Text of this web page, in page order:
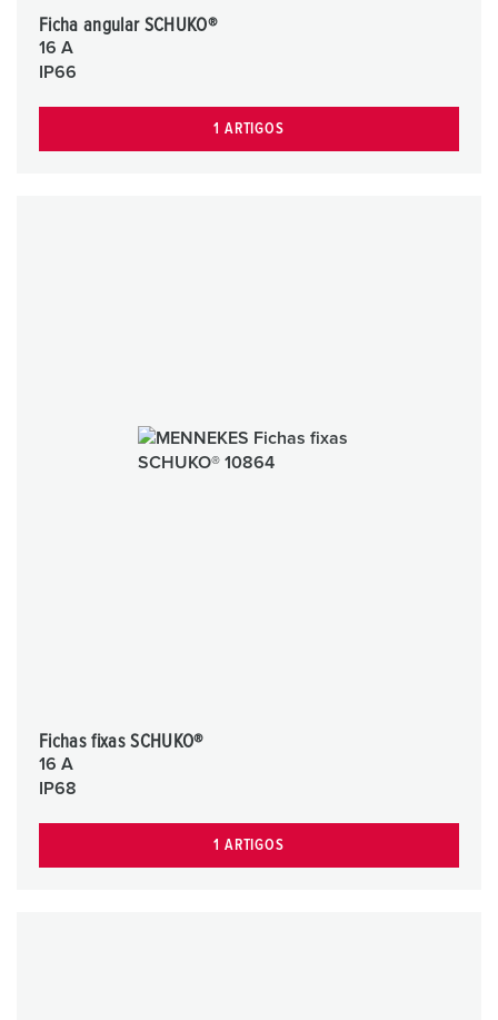
Ficha angular SCHUKO®
16 A
IP66
1 ARTIGOS
Fichas fixas SCHUKO®
16 A
IP68
1 ARTIGOS